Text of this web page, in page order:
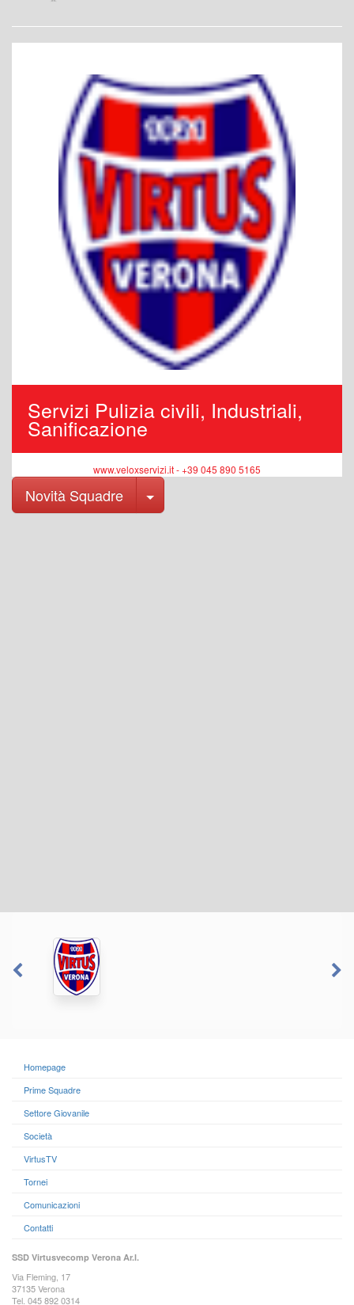
Servizi Pulizia civili, Industriali,
Sanificazione
www.veloxservizi.it - +39 045 890 5165
Novità Squadre Toggle Dropdown
Homepage
Prime Squadre
Settore Giovanile
Società
VirtusTV
Tornei
Comunicazioni
Contatti
SSD Virtusvecomp Verona Ar.l.
Via Fleming, 17
37135 Verona
Tel. 045 892 0314